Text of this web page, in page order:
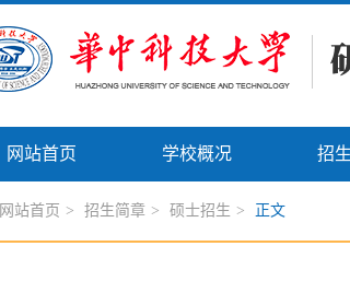
网站首页 学校概况 招
网站首页 > 招生简章 > 硕士招生 > 正文